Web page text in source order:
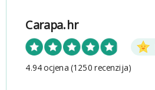
Carapa.hr
4.94 ocjena (1250 recenzija)